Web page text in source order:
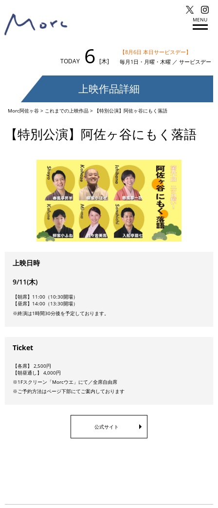
MENU
TODAY 6 [木]
【8月6日 本日サービスデー】
毎月1日・月曜・木曜 ／ サービスデー
上映作品詳細
Morc阿佐ヶ谷> これまでの上映作品> 【特別公演】阿佐ヶ谷にもく落語
【特別公演】阿佐ヶ谷にもく落語
上映日時
9/11(木)
【朝席】11:00（10:30開場）
【昼席】14:00（13:30開場）
※終演は1時間30分後を予定しております。
Ticket
【各席】 2,500円
【朝昼通し】 4,000円
※1Fスクリーン「Morcウエ」にて／全席自由席
※ご予約方法はページ下部にてご案内しております
公式サイト